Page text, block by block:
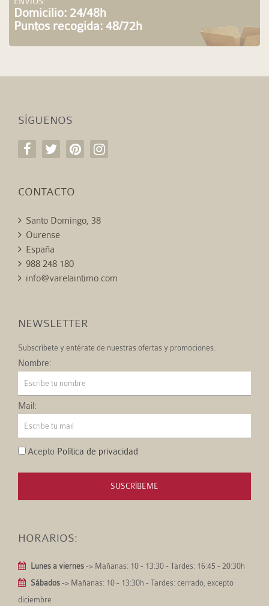
Domicilio: 24/48h
Puntos recogida: 48/72h
SÍGUENOS
CONTACTO
Santo Domingo, 38
Ourense
España
988 248 180
info@varelaintimo.com
NEWSLETTER
Subscríbete y entérate de nuestras ofertas y promociones.
Nombre:
Mail:
Acepto Política de privacidad
SUSCRÍBEME
HORARIOS:
Lunes a viernes -> Mañanas: 10 - 13:30 - Tardes: 16:45 - 20:30h
Sábados -> Mañanas: 10 - 13:30h - Tardes: cerrado, excepto
diciembre